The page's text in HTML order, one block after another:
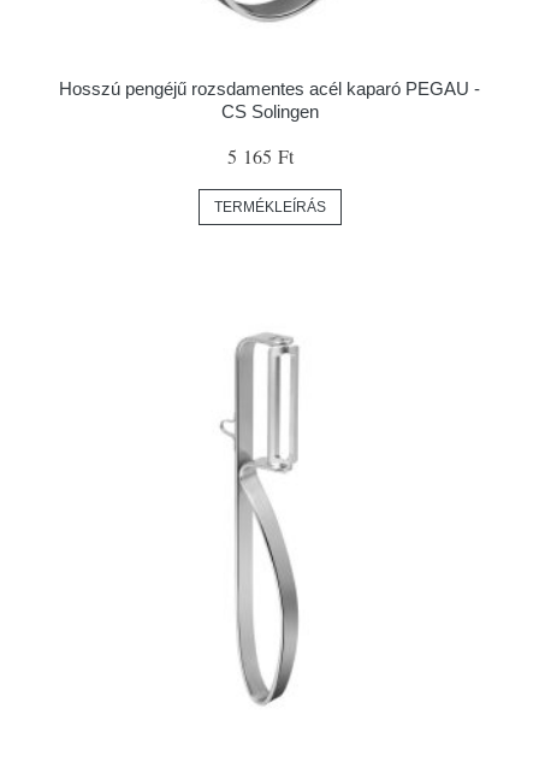
Hosszú pengéjű rozsdamentes acél kaparó PEGAU -
CS Solingen
5 165 Ft
TERMÉKLEÍRÁS